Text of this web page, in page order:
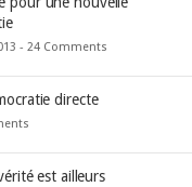
- 24 Comments
directe
est ailleurs